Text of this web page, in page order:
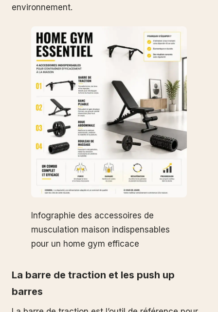
environnement.
Infographie des accessoires de
musculation maison indispensables
pour un home gym efficace
La barre de traction et les push up
barres